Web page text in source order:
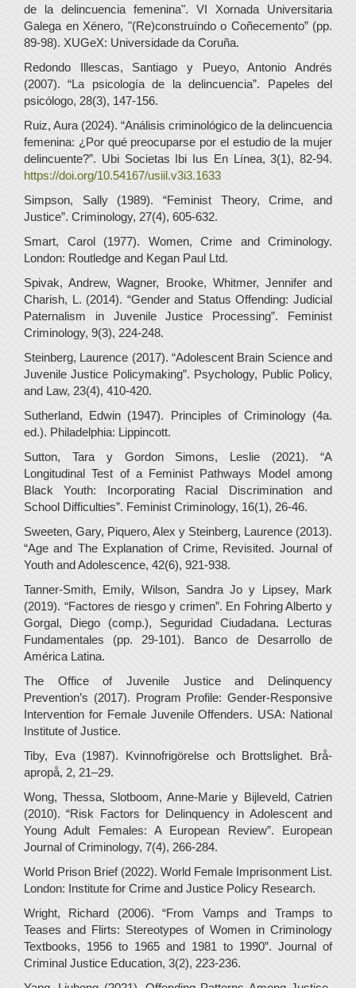
de la delincuencia femenina". VI Xornada Universitaria
Galega en Xénero, "(Re)construíndo o Coñecemento” (pp.
89-98). XUGeX: Universidade da Coruña.
Redondo Illescas, Santiago y Pueyo, Antonio Andrés
(2007). “La psicología de la delincuencia”. Papeles del
psicólogo, 28(3), 147-156.
Ruiz, Aura (2024). “Análisis criminológico de la delincuencia
femenina: ¿Por qué preocuparse por el estudio de la mujer
delincuente?”. Ubi Societas Ibi Ius En Línea, 3(1), 82-94.
https://doi.org/10.54167/usiil.v3i3.1633
Simpson, Sally (1989). “Feminist Theory, Crime, and
Justice”. Criminology, 27(4), 605-632.
Smart, Carol (1977). Women, Crime and Criminology.
London: Routledge and Kegan Paul Ltd.
Spivak, Andrew, Wagner, Brooke, Whitmer, Jennifer and
Charish, L. (2014). “Gender and Status Offending: Judicial
Paternalism in Juvenile Justice Processing”. Feminist
Criminology, 9(3), 224-248.
Steinberg, Laurence (2017). “Adolescent Brain Science and
Juvenile Justice Policymaking”. Psychology, Public Policy,
and Law, 23(4), 410-420.
Sutherland, Edwin (1947). Principles of Criminology (4a.
ed.). Philadelphia: Lippincott.
Sutton, Tara y Gordon Simons, Leslie (2021). “A
Longitudinal Test of a Feminist Pathways Model among
Black Youth: Incorporating Racial Discrimination and
School Difficulties”. Feminist Criminology, 16(1), 26-46.
Sweeten, Gary, Piquero, Alex y Steinberg, Laurence (2013).
“Age and The Explanation of Crime, Revisited. Journal of
Youth and Adolescence, 42(6), 921-938.
Tanner-Smith, Emily, Wilson, Sandra Jo y Lipsey, Mark
(2019). “Factores de riesgo y crimen”. En Fohring Alberto y
Gorgal, Diego (comp.), Seguridad Ciudadana. Lecturas
Fundamentales (pp. 29-101). Banco de Desarrollo de
América Latina.
The Office of Juvenile Justice and Delinquency
Prevention’s (2017). Program Profile: Gender-Responsive
Intervention for Female Juvenile Offenders. USA: National
Institute of Justice.
Tiby, Eva (1987). Kvinnofrigörelse och Brottslighet. Brå-
apropå, 2, 21–29.
Wong, Thessa, Slotboom, Anne-Marie y Bijleveld, Catrien
(2010). “Risk Factors for Delinquency in Adolescent and
Young Adult Females: A European Review”. European
Journal of Criminology, 7(4), 266-284.
World Prison Brief (2022). World Female Imprisonment List.
London: Institute for Crime and Justice Policy Research.
Wright, Richard (2006). “From Vamps and Tramps to
Teases and Flirts: Stereotypes of Women in Criminology
Textbooks, 1956 to 1965 and 1981 to 1990”. Journal of
Criminal Justice Education, 3(2), 223-236.